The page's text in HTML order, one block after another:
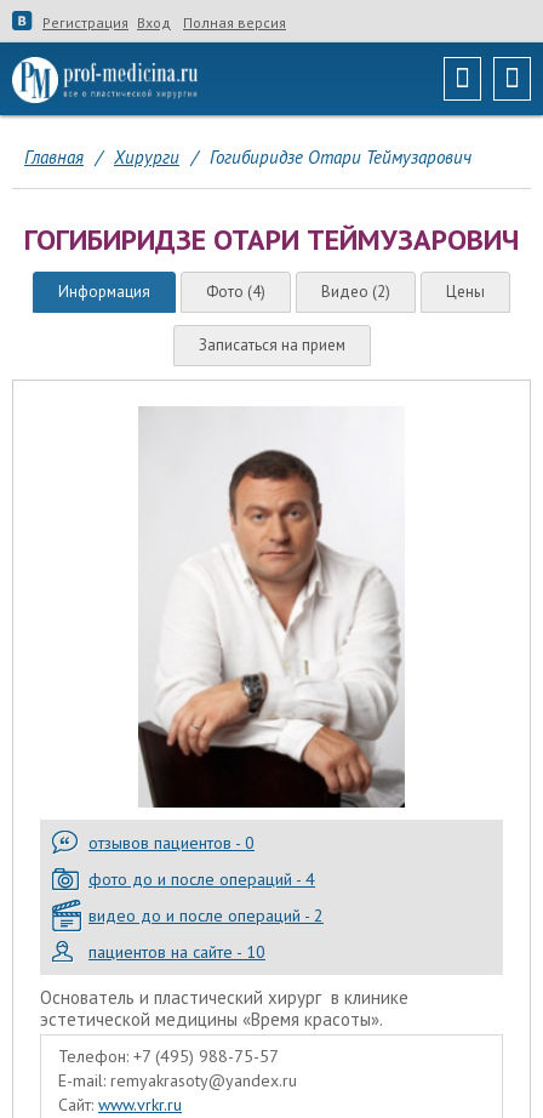
Регистрация Вход Полная версия
Главная / Хирурги / Гогибиридзе Отари Теймузарович
ГОГИБИРИДЗЕ ОТАРИ ТЕЙМУЗАРОВИЧ
Информация Фото (4) Видео (2) Цены
Записаться на прием
отзывов пациентов - 0
фото до и после операций - 4
видео до и после операций - 2
пациентов на сайте - 10
Основатель и пластический хирург в клинике
эстетической медицины «Время красоты».
Телефон: +7 (495) 988-75-57
E-mail: remyakrasoty@yandex.ru
Сайт: www.vrkr.ru